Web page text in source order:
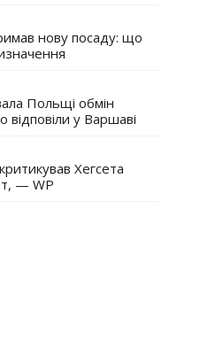
нову посаду: що
Польщі обмін
у Варшаві
Хегсета
— WP